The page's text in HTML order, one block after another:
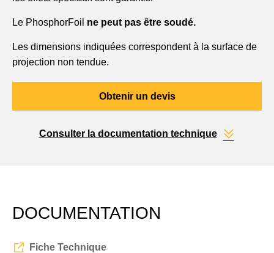
Le PhosphorFoil ne peut pas être soudé.
Les dimensions indiquées correspondent à la surface de
projection non tendue.
Obtenir un devis
Consulter la documentation technique
DOCUMENTATION
Fiche Technique